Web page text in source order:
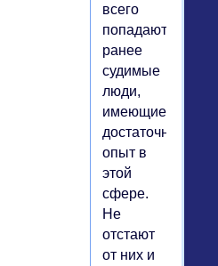
всего
попадаются
ранее
судимые
люди,
имеющие
достаточный
опыт в
этой
сфере.
Не
отстают
от них и